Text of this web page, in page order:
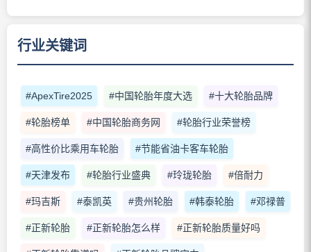
行业关键词
#ApexTire2025 #中国轮胎年度大选 #十大轮胎品牌
#轮胎榜单 #中国轮胎商务网 #轮胎行业荣誉榜
#高性价比乘用车轮胎 #节能省油卡客车轮胎
#天津发布 #轮胎行业盛典 #玲珑轮胎 #倍耐力
#玛吉斯 #泰凯英 #贵州轮胎 #韩泰轮胎 #邓禄普
#正新轮胎 #正新轮胎怎么样 #正新轮胎质量好吗